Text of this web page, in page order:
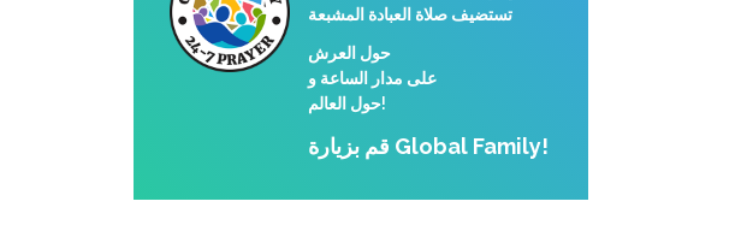
تستضيف صلاة العبادة المشبعة
حول العرش
على مدار الساعة و
حول العالم!
قم بزيارة Global Family!